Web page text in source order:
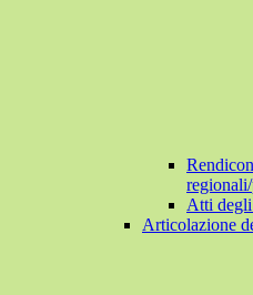
Atti
Articolazione